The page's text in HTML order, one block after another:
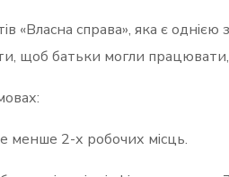
«Власна справа», яка є однією
щоб батьки могли
менше 2-х робочих місць.